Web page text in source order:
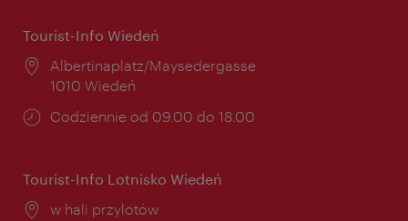
Tourist-Info Wiedeń
Miejsce:
Albertinaplatz/Maysedergasse
1010 Wiedeń
Godziny
Codziennie od 09.00 do 18.00
Tourist-Info Lotnisko Wiedeń
Miejsce:
w hali przylotów